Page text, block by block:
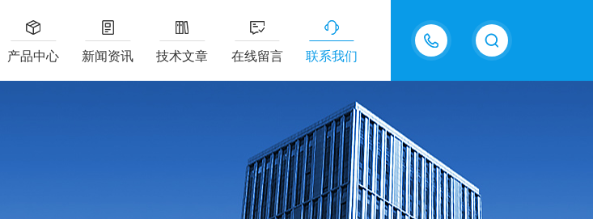
15618576711
产品中心 新闻资讯 技术文章 在线留言 联系我们